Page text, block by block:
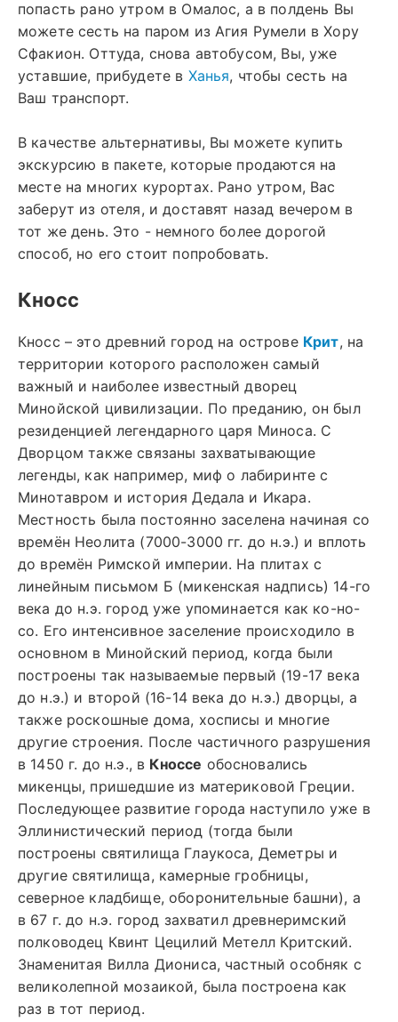
попасть рано утром в Омалос, а в полдень Вы
можете сесть на паром из Агия Румели в Хору
Сфакион. Оттуда, снова автобусом, Вы, уже
уставшие, прибудете в Ханья, чтобы сесть на
Ваш транспорт.
В качестве альтернативы, Вы можете купить
экскурсию в пакете, которые продаются на
месте на многих курортах. Рано утром, Вас
заберут из отеля, и доставят назад вечером в
тот же день. Это - немного более дорогой
способ, но его стоит попробовать.
Кносс
Кносс – это древний город на острове Крит, на
территории которого расположен самый
важный и наиболее известный дворец
Минойской цивилизации. По преданию, он был
резиденцией легендарного царя Миноса. С
Дворцом также связаны захватывающие
легенды, как например, миф о лабиринте с
Минотавром и история Дедала и Икара.
Местность была постоянно заселена начиная со
времён Неолита (7000-3000 гг. до н.э.) и вплоть
до времён Римской империи. На плитах с
линейным письмом Б (микенская надпись) 14-го
века до н.э. город уже упоминается как ко-но-
со. Его интенсивное заселение происходило в
основном в Минойский период, когда были
построены так называемые первый (19-17 века
до н.э.) и второй (16-14 века до н.э.) дворцы, а
также роскошные дома, хосписы и многие
другие строения. После частичного разрушения
в 1450 г. до н.э., в Кноссе обосновались
микенцы, пришедшие из материковой Греции.
Последующее развитие города наступило уже в
Эллинистический период (тогда были
построены святилища Глаукоса, Деметры и
другие святилища, камерные гробницы,
северное кладбище, оборонительные башни), а
в 67 г. до н.э. город захватил древнеримский
полководец Квинт Цецилий Метелл Критский.
Знаменитая Вилла Диониса, частный особняк с
великолепной мозаикой, была построена как
раз в тот период.